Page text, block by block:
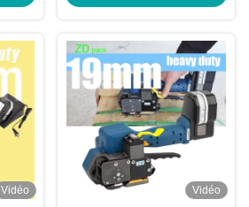
Vidéo
Vidéo